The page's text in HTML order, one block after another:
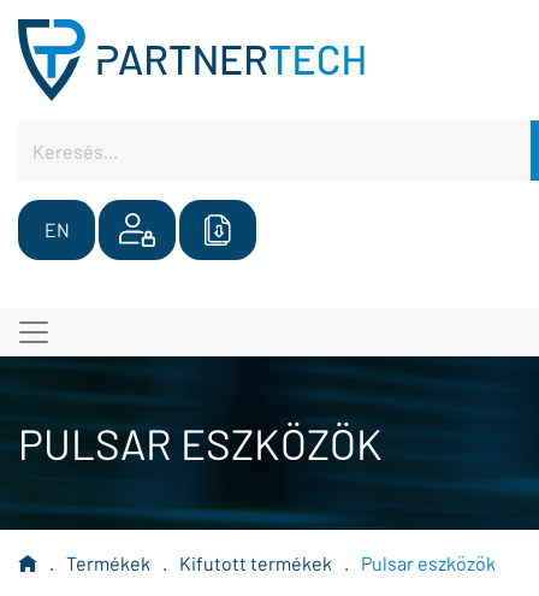
EN
PULSAR ESZKÖZÖK
. Termékek . Kifutott termékek . Pulsar eszközök